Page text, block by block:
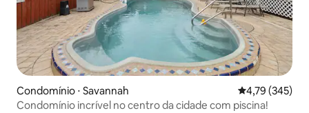
Condomínio ⋅ Savannah 4,79 de uma
4,79 (345)
Condomínio incrível no centro da cidade com piscina!